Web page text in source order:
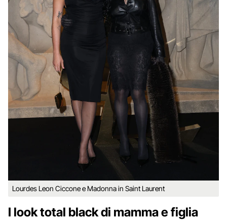
Lourdes Leon Ciccone e Madonna in Saint Laurent
I look total black di mamma e figlia